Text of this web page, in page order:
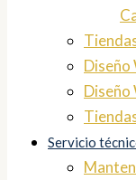
Diseño
Diseño
Servicio